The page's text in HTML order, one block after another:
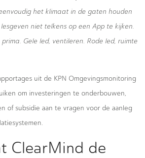
het klimaat in de gaten houden
niet telkens op een App te kijken.
Gele led, ventileren. Rode led, ruimte
uit de KPN Omgevingsmonitoring
om investeringen te onderbouwen,
of subsidie aan te vragen voor de aanleg
ClearMind de